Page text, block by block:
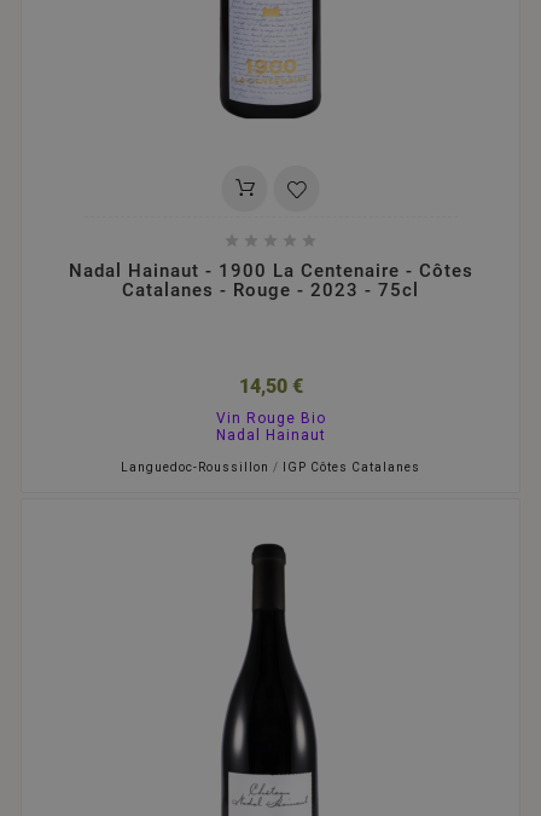
    
Nadal Hainaut - 1900 La Centenaire - Côtes
Catalanes - Rouge - 2023 - 75cl
14,50 €
Vin Rouge Bio
Nadal Hainaut
Languedoc-Roussillon / IGP Côtes Catalanes